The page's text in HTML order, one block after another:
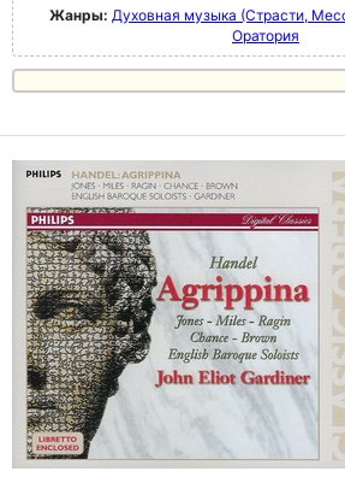
Жанры: Духовная музыка (Страсти,
Оратория